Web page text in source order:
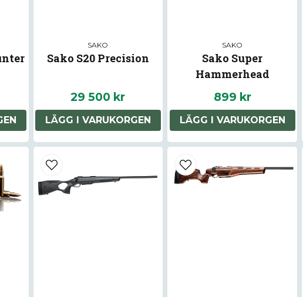
SAKO
Sako S20 Precision
29 500 kr
LÄGG I VARUKORGEN
SAKO
Sako Super
Hammerhead
899 kr
LÄGG I VARUKORGEN